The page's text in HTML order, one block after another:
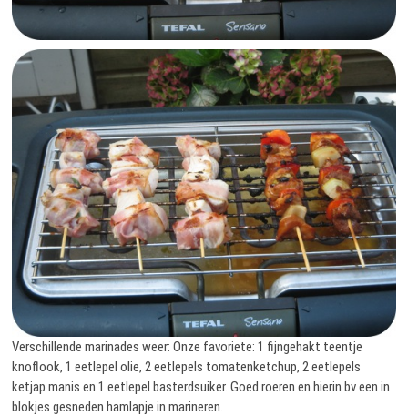
Verschillende marinades weer: Onze favoriete: 1 fijngehakt teentje
knoflook, 1 eetlepel olie, 2 eetlepels tomatenketchup, 2 eetlepels
ketjap manis en 1 eetlepel basterdsuiker. Goed roeren en hierin bv een in
blokjes gesneden hamlapje in marineren.